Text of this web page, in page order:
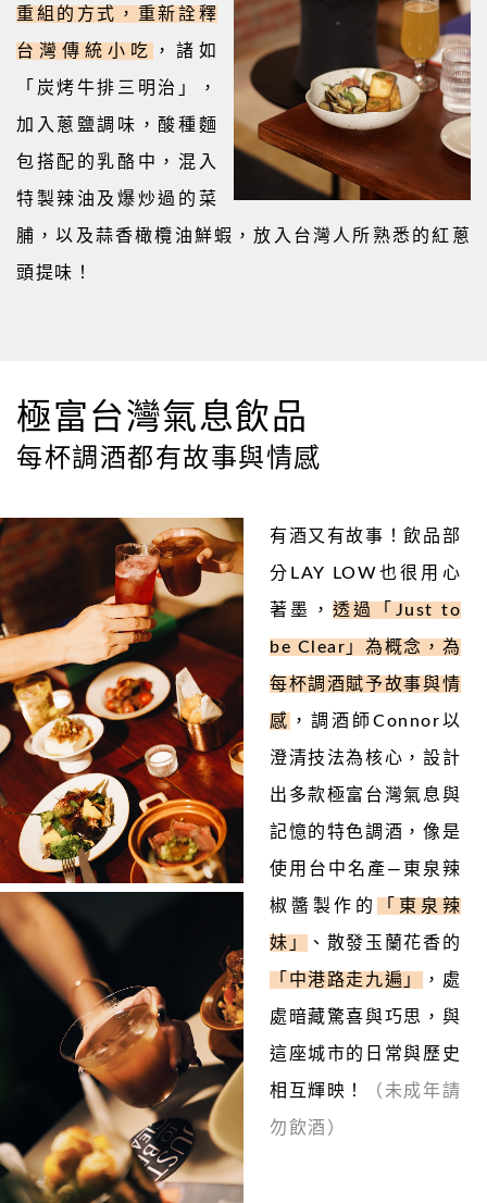
重組的方式，重新詮釋
台灣傳統小吃 ，諸如
「炭烤牛排三明治」，
加入蔥鹽調味，酸種麵
包搭配的乳酪中，混入
特製辣油及爆炒過的菜
脯，以及蒜香橄欖油鮮蝦，放入台灣人所熟悉的紅蔥
頭提味！
極富台灣氣息飲品
每杯調酒都有故事與情感
有酒又有故事！飲品部
分 LAY LOW也很用心
著墨， 透過「 Just to
be Clear 」為概念，為
每杯調酒賦予故事與情
感 ，調酒師 Connor以
澄清技法為核心，設計
出多款極富台灣氣息與
記憶的特色調酒，像是
使用台中名產— 東泉辣
椒醬製作的 「東泉辣
妹」 、散發玉蘭花香的
「中港路走九遍」 ，處
處暗藏驚喜與巧思，與
這座城市的日常與歷史
相互輝映！ （未成年請
勿飲酒）